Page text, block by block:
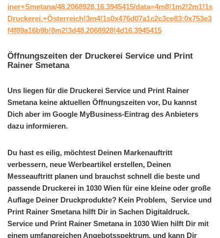
iner+Smetana/48.2068928,16.3945415/data=4m8!1m2!2m1!1s
Druckerei,+Österreich!3m4!1s0x476d07a1c2c3ce83:0x753e3
f4f89a16b9b!8m2!3d48.2068928!4d16.3945415
Öffnungszeiten der Druckerei Service und Print
Rainer Smetana
Uns liegen für die Druckerei Service und Print Rainer
Smetana keine aktuellen Öffnungszeiten vor, Du kannst
Dich aber im Google MyBusiness-Eintrag des Anbieters
dazu informieren.
Du hast es eilig, möchtest Deinen Markenauftritt
verbessern, neue Werbeartikel erstellen, Deinen
Messeauftritt planen und brauchst schnell die beste und
passende Druckerei in 1030 Wien für eine kleine oder große
Auflage Deiner Druckprodukte? Kein Problem, Service und
Print Rainer Smetana hilft Dir in Sachen Digitaldruck.
Service und Print Rainer Smetana in 1030 Wien hilft Dir mit
einem umfangreichen Angebotsspektrum, und kann Dir